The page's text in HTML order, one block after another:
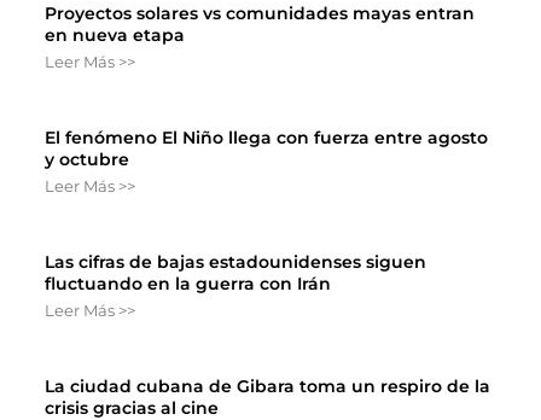
Proyectos solares vs comunidades mayas entran
en nueva etapa
Leer Más >>
El fenómeno El Niño llega con fuerza entre agosto
y octubre
Leer Más >>
Las cifras de bajas estadounidenses siguen
fluctuando en la guerra con Irán
Leer Más >>
La ciudad cubana de Gibara toma un respiro de la
crisis gracias al cine